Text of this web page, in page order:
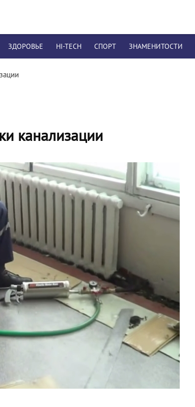
ЗДОРОВЬЕ HI-TECH СПОРТ ЗНАМЕНИТОСТИ
канализации